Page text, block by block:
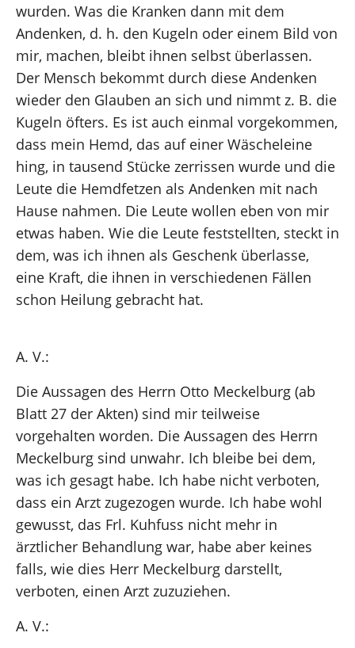
wurden. Was die Kranken dann mit dem
Andenken, d. h. den Kugeln oder einem Bild von
mir, machen, bleibt ihnen selbst überlassen.
Der Mensch bekommt durch diese Andenken
wieder den Glauben an sich und nimmt z. B. die
Kugeln öfters. Es ist auch einmal vorgekommen,
dass mein Hemd, das auf einer Wäscheleine
hing, in tausend Stücke zerrissen wurde und die
Leute die Hemdfetzen als Andenken mit nach
Hause nahmen. Die Leute wollen eben von mir
etwas haben. Wie die Leute feststellten, steckt in
dem, was ich ihnen als Geschenk überlasse,
eine Kraft, die ihnen in verschiedenen Fällen
schon Heilung gebracht hat.
A. V.:
Die Aussagen des Herrn Otto Meckelburg (ab
Blatt 27 der Akten) sind mir teilweise
vorgehalten worden. Die Aussagen des Herrn
Meckelburg sind unwahr. Ich bleibe bei dem,
was ich gesagt habe. Ich habe nicht verboten,
dass ein Arzt zugezogen wurde. Ich habe wohl
gewusst, das Frl. Kuhfuss nicht mehr in
ärztlicher Behandlung war, habe aber keines
falls, wie dies Herr Meckelburg darstellt,
verboten, einen Arzt zuzuziehen.
A. V.: